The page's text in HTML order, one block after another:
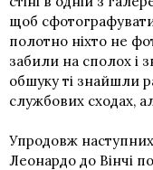
щоб
полотно ніхто не
забили на сполох і
обшуку ті знайшли
службових сходах,
Упродовж
Леонардо до Вінчі